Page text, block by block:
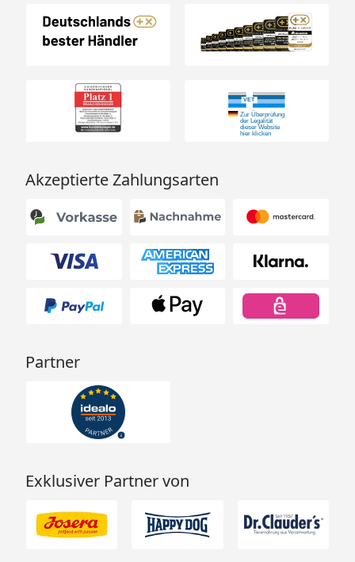
Akzeptierte Zahlungsarten
Partner
Exklusiver Partner von